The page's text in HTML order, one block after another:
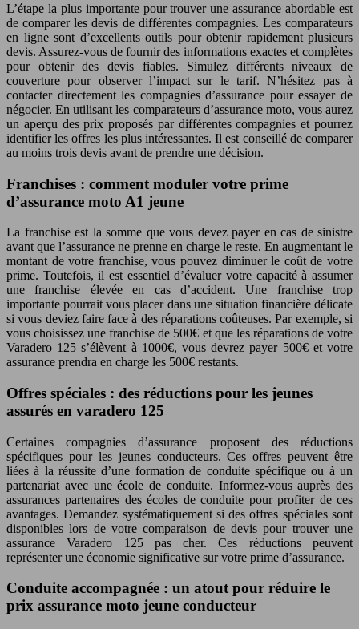
L’étape la plus importante pour trouver une assurance abordable est
de comparer les devis de différentes compagnies. Les comparateurs
en ligne sont d’excellents outils pour obtenir rapidement plusieurs
devis. Assurez-vous de fournir des informations exactes et complètes
pour obtenir des devis fiables. Simulez différents niveaux de
couverture pour observer l’impact sur le tarif. N’hésitez pas à
contacter directement les compagnies d’assurance pour essayer de
négocier. En utilisant les comparateurs d’assurance moto, vous aurez
un aperçu des prix proposés par différentes compagnies et pourrez
identifier les offres les plus intéressantes. Il est conseillé de comparer
au moins trois devis avant de prendre une décision.
Franchises : comment moduler votre prime
d’assurance moto A1 jeune
La franchise est la somme que vous devez payer en cas de sinistre
avant que l’assurance ne prenne en charge le reste. En augmentant le
montant de votre franchise, vous pouvez diminuer le coût de votre
prime. Toutefois, il est essentiel d’évaluer votre capacité à assumer
une franchise élevée en cas d’accident. Une franchise trop
importante pourrait vous placer dans une situation financière délicate
si vous deviez faire face à des réparations coûteuses. Par exemple, si
vous choisissez une franchise de 500€ et que les réparations de votre
Varadero 125 s’élèvent à 1000€, vous devrez payer 500€ et votre
assurance prendra en charge les 500€ restants.
Offres spéciales : des réductions pour les jeunes
assurés en varadero 125
Certaines compagnies d’assurance proposent des réductions
spécifiques pour les jeunes conducteurs. Ces offres peuvent être
liées à la réussite d’une formation de conduite spécifique ou à un
partenariat avec une école de conduite. Informez-vous auprès des
assurances partenaires des écoles de conduite pour profiter de ces
avantages. Demandez systématiquement si des offres spéciales sont
disponibles lors de votre comparaison de devis pour trouver une
assurance Varadero 125 pas cher. Ces réductions peuvent
représenter une économie significative sur votre prime d’assurance.
Conduite accompagnée : un atout pour réduire le
prix assurance moto jeune conducteur